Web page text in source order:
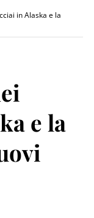
in Alaska e la
e la